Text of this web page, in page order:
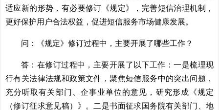
适应新的形势，有必要修订《规定》，完善短信治理机制，
更好保护用户合法权益，促进短信服务市场健康发展。
问：《规定》修订过程中，主要开展了哪些工作？
答：在修订过程中，主要开展了以下工作：一是梳理现
行有关法律法规和政策文件，聚焦短信服务中的突出问题，
充分听取有关部门、企事业单位的意见，研究形成《规定
（修订征求意见稿）》。二是书面征求国务院有关部门、地